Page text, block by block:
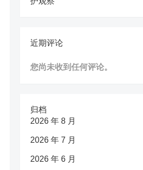
近期评论
您尚未收到任何评论。
归档
2026 年 8 月
2026 年 7 月
2026 年 6 月